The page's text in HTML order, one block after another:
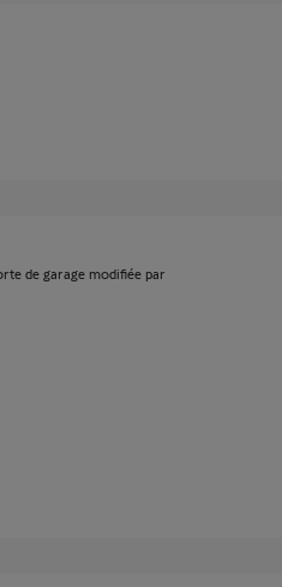
de garage modifiée par